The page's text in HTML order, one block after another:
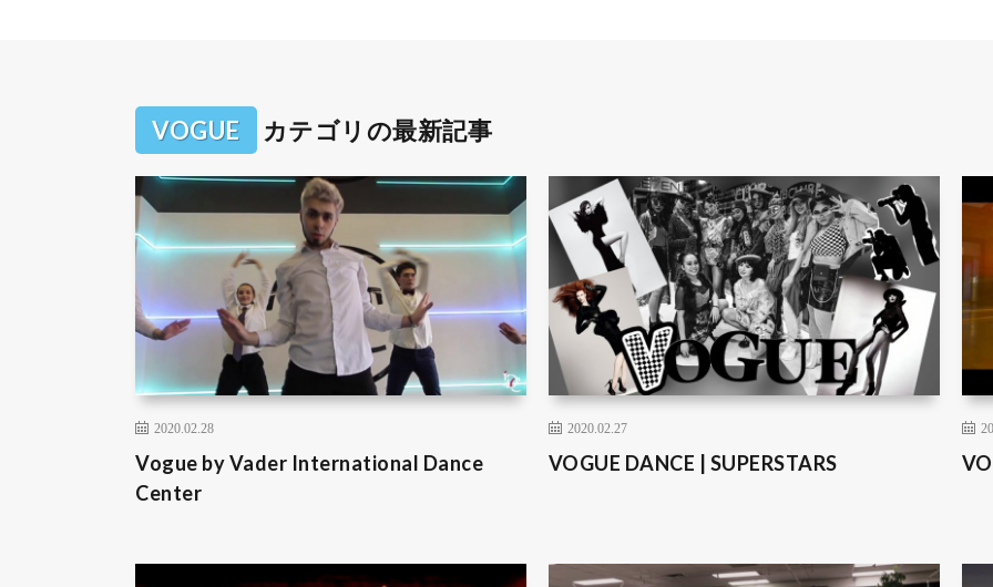
VOGUE カテゴリの最新記事
2020.02.28
Vogue by Vader International Dance
Center
2020.02.27
VOGUE DANCE | SUPERSTARS